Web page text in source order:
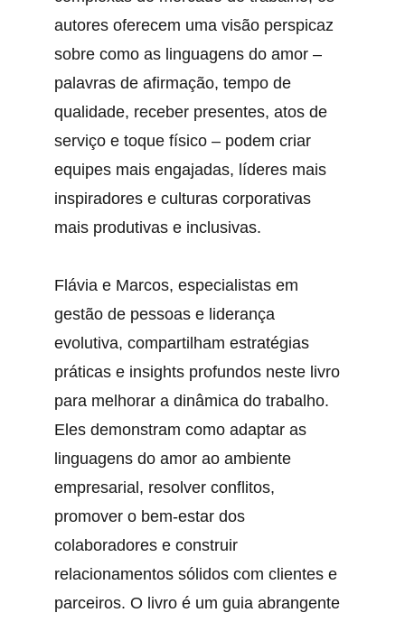
autores oferecem uma visão perspicaz
sobre como as linguagens do amor –
palavras de afirmação, tempo de
qualidade, receber presentes, atos de
serviço e toque físico – podem criar
equipes mais engajadas, líderes mais
inspiradores e culturas corporativas
mais produtivas e inclusivas.
Flávia e Marcos, especialistas em
gestão de pessoas e liderança
evolutiva, compartilham estratégias
práticas e insights profundos neste livro
para melhorar a dinâmica do trabalho.
Eles demonstram como adaptar as
linguagens do amor ao ambiente
empresarial, resolver conflitos,
promover o bem-estar dos
colaboradores e construir
relacionamentos sólidos com clientes e
parceiros. O livro é um guia abrangente